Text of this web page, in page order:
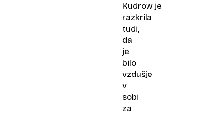
Kudrow je
razkrila
tudi,
da
je
bilo
vzdušje
v
sobi
za